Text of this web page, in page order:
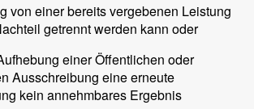
von einer bereits vergebenen Leistung
getrennt werden kann oder
einer Öffentlichen oder
Ausschreibung eine erneute
kein annehmbares Ergebnis